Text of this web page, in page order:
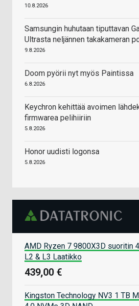
10.8.2026
Samsungin huhutaan tiputtavan
Ultrasta neljännen takakameran
9.8.2026
Doom pyörii nyt myös Paintissa
6.8.2026
Keychron kehittää avoimen
firmwarea pelihiiriin
5.8.2026
Honor uudisti logonsa
5.8.2026
AMD Ryzen 7 9800X3D suoritin
L2 & L3 Laatikko
439,00 €
Kingston Technology NV3 1 TB